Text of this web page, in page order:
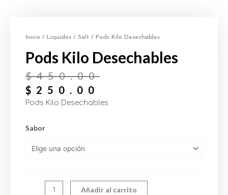
Inicio / Líquidos / Salt / Pods Kilo Desechables
Pods Kilo Desechables
$450.00
$ 250.00
Pods Kilo Desechables
Sabor
Añadir al carrito